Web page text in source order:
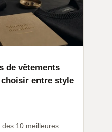
de vêtements
entre style
10 meilleures